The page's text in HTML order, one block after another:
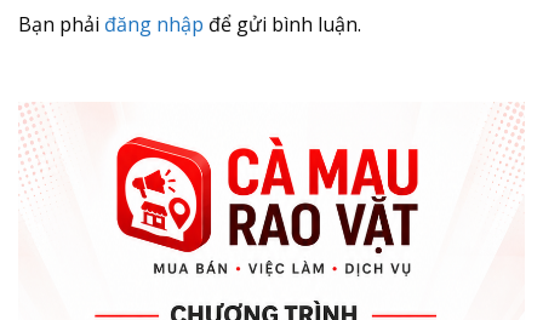
Bạn phải đăng nhập để gửi bình luận.